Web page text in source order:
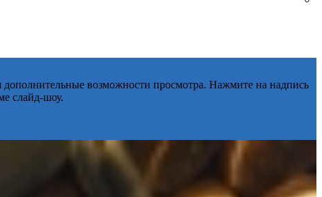
возможности просмотра. Нажмите на надпись
слайд-шоу.